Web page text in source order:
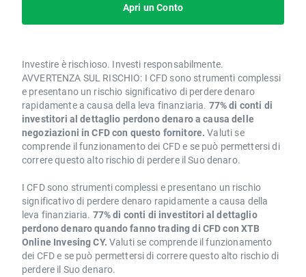
Apri un Conto
Investire è rischioso. Investi responsabilmente.
AVVERTENZA SUL RISCHIO: I CFD sono strumenti complessi
e presentano un rischio significativo di perdere denaro
rapidamente a causa della leva finanziaria. 77% di conti di
investitori al dettaglio perdono denaro a causa delle
negoziazioni in CFD con questo fornitore. Valuti se
comprende il funzionamento dei CFD e se può permettersi di
correre questo alto rischio di perdere il Suo denaro.
I CFD sono strumenti complessi e presentano un rischio
significativo di perdere denaro rapidamente a causa della
leva finanziaria. 77% di conti di investitori al dettaglio
perdono denaro quando fanno trading di CFD con XTB
Online Invesing CY. Valuti se comprende il funzionamento
dei CFD e se può permettersi di correre questo alto rischio di
perdere il Suo denaro.